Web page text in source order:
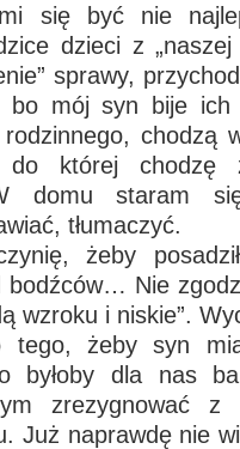
mi się być nie
dzieci z „naszej
sprawy,
bo mój syn bije ich
chodzą
do której chodzę
domu staram
tłumaczyć.
żeby
Nie
wzroku i niskie”.
żeby syn
byłoby dla nas
zrezygnować z
Już naprawdę nie